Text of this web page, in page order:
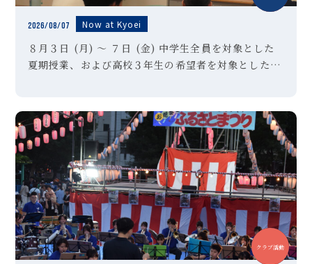
2026/08/07 Now at Kyoei
８月３日 (月) ～ ７日 (金) 中学生全員を対象とした
夏期授業、および高校３年生の希望者を対象とした夏
に負けずに懸命に授 […]
中学
高校
クラブ活動